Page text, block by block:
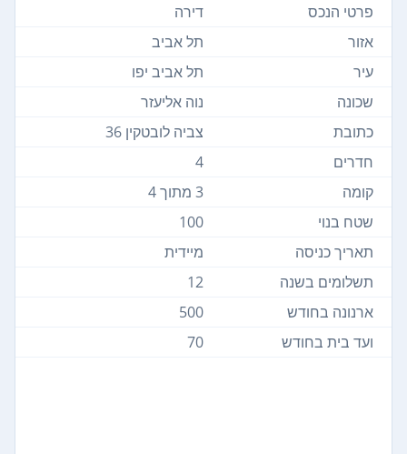
פרטי הנכס
דירה
אזור
תל אביב
עיר
תל אביב יפו
שכונה
נוה אליעזר
כתובת
צביה לובטקין 36
חדרים
4
קומה
3 מתוך 4
שטח בנוי
100
תאריך כניסה
מיידית
תשלומים בשנה
12
ארנונה בחודש
500
ועד בית בחודש
70